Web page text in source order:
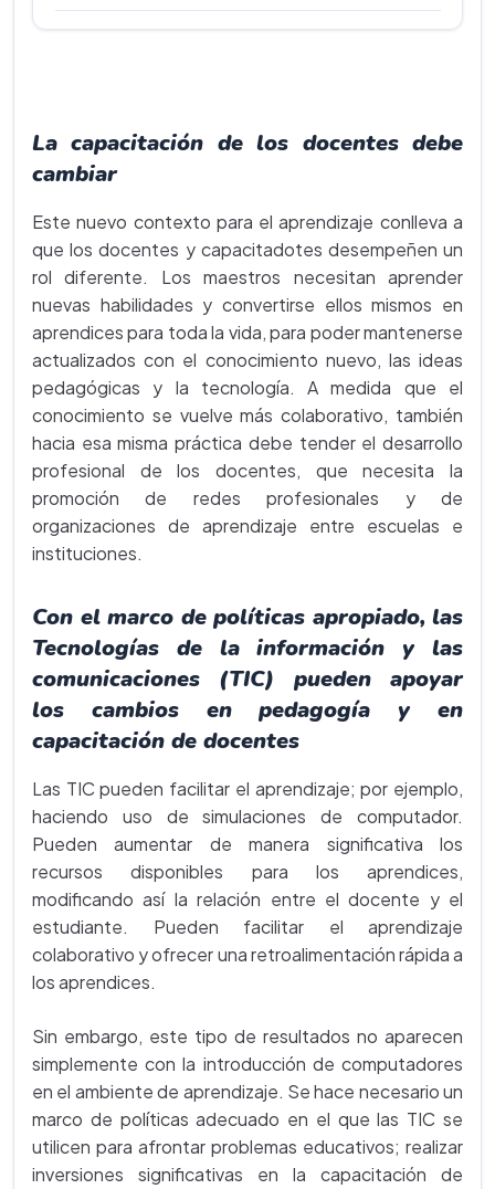
La capacitación de los docentes debe
cambiar
Este nuevo contexto para el aprendizaje conlleva a
que los docentes y capacitadotes desempeñen un
rol diferente. Los maestros necesitan aprender
nuevas habilidades y convertirse ellos mismos en
aprendices para toda la vida, para poder mantenerse
actualizados con el conocimiento nuevo, las ideas
pedagógicas y la tecnología. A medida que el
conocimiento se vuelve más colaborativo, también
hacia esa misma práctica debe tender el desarrollo
profesional de los docentes, que necesita la
promoción de redes profesionales y de
organizaciones de aprendizaje entre escuelas e
instituciones.
Con el marco de políticas apropiado, las
Tecnologías de la información y las
comunicaciones (TIC) pueden apoyar
los cambios en pedagogía y en
capacitación de docentes
Las TIC pueden facilitar el aprendizaje; por ejemplo,
haciendo uso de simulaciones de computador.
Pueden aumentar de manera significativa los
recursos disponibles para los aprendices,
modificando así la relación entre el docente y el
estudiante. Pueden facilitar el aprendizaje
colaborativo y ofrecer una retroalimentación rápida a
los aprendices.
Sin embargo, este tipo de resultados no aparecen
simplemente con la introducción de computadores
en el ambiente de aprendizaje. Se hace necesario un
marco de políticas adecuado en el que las TIC se
utilicen para afrontar problemas educativos; realizar
inversiones significativas en la capacitación de